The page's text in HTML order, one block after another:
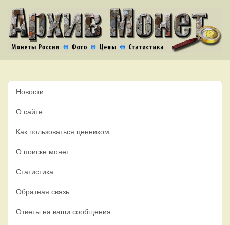
Новости
О сайте
Как пользоваться ценником
О поиске монет
Статистика
Обратная связь
Ответы на ваши сообщения